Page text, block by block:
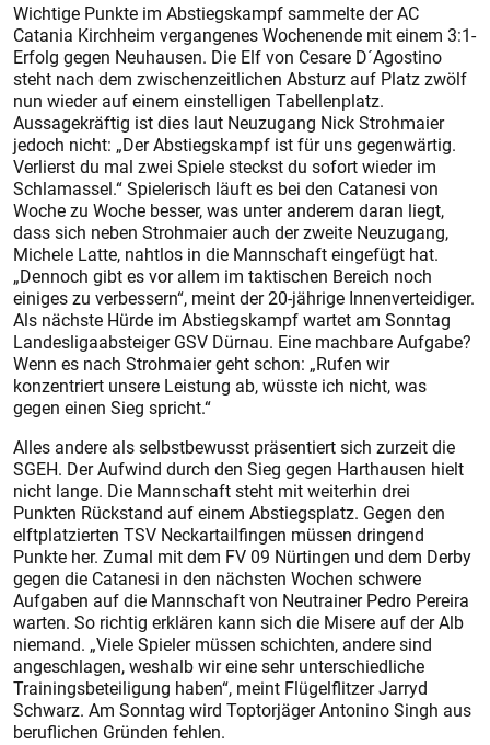
Wichtige Punkte im Abstiegskampf sammelte der AC
Catania Kirchheim vergangenes Wochenende mit einem 3:1-
Erfolg gegen Neuhausen. Die Elf von Cesare D´Agostino
steht nach dem zwischenzeitlichen Absturz auf Platz zwölf
nun wieder auf einem einstelligen Tabellenplatz.
Aussagekräftig ist dies laut Neuzugang Nick Strohmaier
jedoch nicht: „Der Abstiegskampf ist für uns gegenwärtig.
Verlierst du mal zwei Spiele steckst du sofort wieder im
Schlamassel.“ Spielerisch läuft es bei den Catanesi von
Woche zu Woche besser, was unter anderem daran liegt,
dass sich neben Strohmaier auch der zweite Neuzugang,
Michele Latte, nahtlos in die Mannschaft eingefügt hat.
„Dennoch gibt es vor allem im taktischen Bereich noch
einiges zu verbessern“, meint der 20-jährige Innenverteidiger.
Als nächste Hürde im Abstiegskampf wartet am Sonntag
Landesligaabsteiger GSV Dürnau. Eine machbare Aufgabe?
Wenn es nach Strohmaier geht schon: „Rufen wir
konzentriert unsere Leistung ab, wüsste ich nicht, was
gegen einen Sieg spricht.“
Alles andere als selbstbewusst präsentiert sich zurzeit die
SGEH. Der Aufwind durch den Sieg gegen Harthausen hielt
nicht lange. Die Mannschaft steht mit weiterhin drei
Punkten Rückstand auf einem Abstiegsplatz. Gegen den
elftplatzierten TSV Neckartailfingen müssen dringend
Punkte her. Zumal mit dem FV 09 Nürtingen und dem Derby
gegen die Catanesi in den nächsten Wochen schwere
Aufgaben auf die Mannschaft von Neutrainer Pedro Pereira
warten. So richtig erklären kann sich die Misere auf der Alb
niemand. „Vie­le Spieler müssen schichten, andere sind
angeschlagen, weshalb wir eine sehr unterschiedliche
Trainingsbeteiligung haben“, meint Flügelflitzer Jarryd
Schwarz. Am Sonntag wird Toptorjäger Antonino Singh aus
beruflichen Gründen fehlen.